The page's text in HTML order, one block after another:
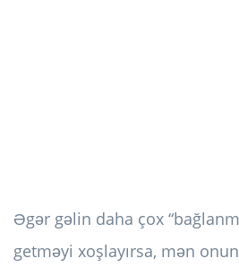
Əgər gəlin daha çox
getməyi xoşlayırsa, mən